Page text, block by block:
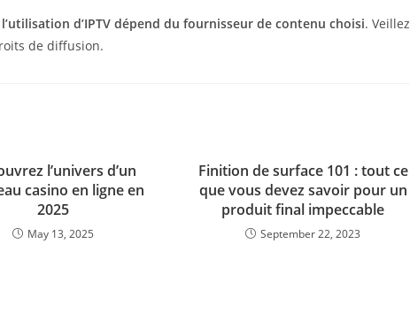
d’IPTV dépend du fournisseur de contenu choisi. Veillez
de diffusion.
l’univers d’un
casino en ligne en
2025
May 13, 2025
Finition de surface 101 : tout ce
que vous devez savoir pour un
produit final impeccable
September 22, 2023